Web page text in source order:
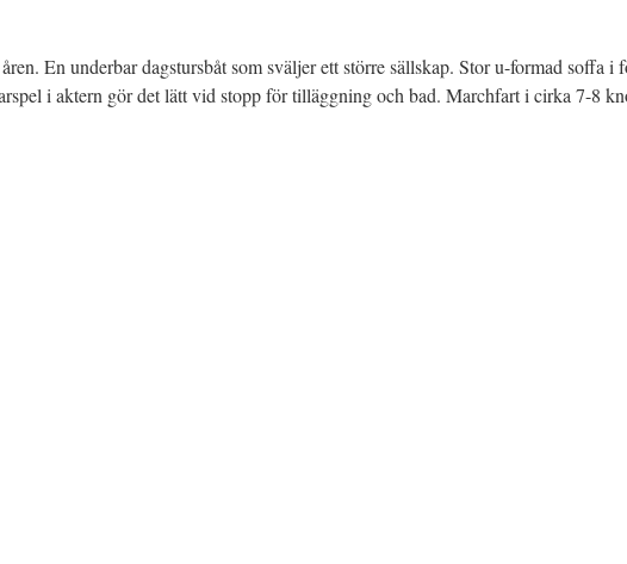
En underbar dagstursbåt som sväljer ett större sällskap. Stor u-formad soffa
i aktern gör det lätt vid stopp för tilläggning och bad. Marchfart i cirka 7-8